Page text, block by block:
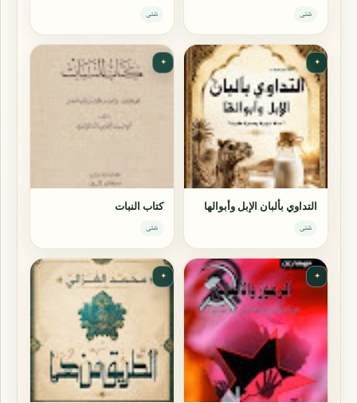
شتى شتى
✦
التداوي بألبان الإبل وأبوالها
شتى
✦
كتاب النبات
شتى
✦
✦